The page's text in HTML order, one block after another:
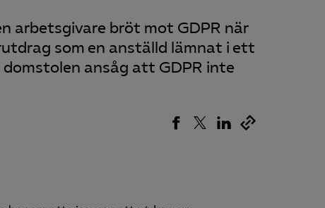
arbetsgivare bröt mot GDPR när
som en anställd lämnat i ett
ansåg att GDPR inte